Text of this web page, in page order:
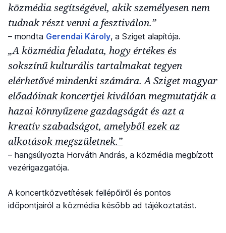
közmédia segítségével, akik személyesen nem
tudnak részt venni a fesztiválon.”
– mondta Gerendai Károly, a Sziget alapítója.
„A közmédia feladata, hogy értékes és
sokszínű kulturális tartalmakat tegyen
elérhetővé mindenki számára. A Sziget magyar
előadóinak koncertjei kiválóan megmutatják a
hazai könnyűzene gazdagságát és azt a
kreatív szabadságot, amelyből ezek az
alkotások megszületnek.”
– hangsúlyozta Horváth András, a közmédia megbízott
vezérigazgatója.
A koncertközvetítések fellépőiről és pontos
időpontjairól a közmédia később ad tájékoztatást.